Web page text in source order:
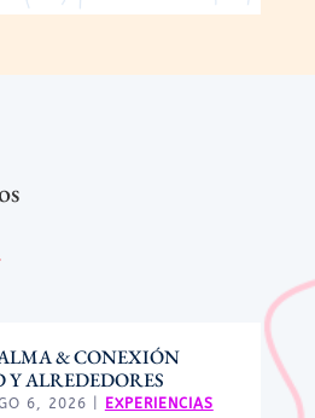
& CONEXIÓN
Y ALREDEDORES
6, 2026
EXPERIENCIAS